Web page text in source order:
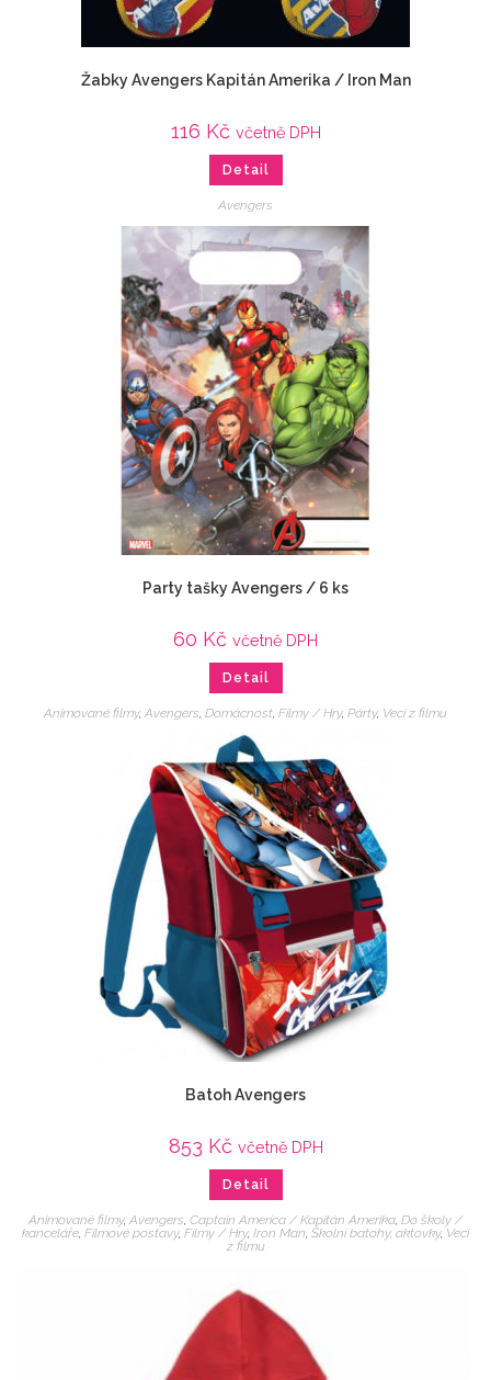
Žabky Avengers Kapitán Amerika / Iron Man
116 Kč včetně DPH
Detail
Avengers
Party tašky Avengers / 6 ks
60 Kč včetně DPH
Detail
Animované filmy, Avengers Domácnost Filmy / Hry, Párty, Veci z filmu
Batoh Avengers
853 Kč včetně DPH
Detail
Animované filmy, Avengers, Captain America / Kapitán Amerika, Do školy /
kanceláře, Filmové postavy, Filmy / Hry, Iron Man, Školní batohy, aktovky, Veci
z filmu